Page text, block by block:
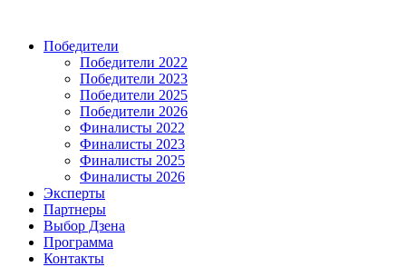
Победители
Победители 2022
Победители 2023
Победители 2025
Победители 2026
Финалисты 2022
Финалисты 2023
Финалисты 2025
Финалисты 2026
Эксперты
Партнеры
Выбор Дзена
Программа
Контакты